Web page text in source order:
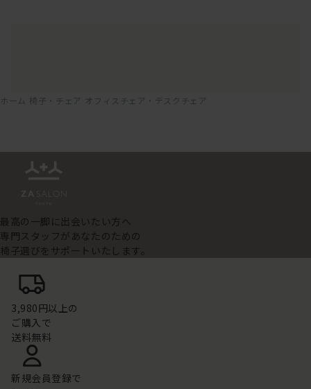
ホーム 椅子・チェア オフィスチェア・デスクチェア
最高の一脚に出会いたい方へ
専門スタッフがあなたのための
椅子選びをサポートいたします。
3,980円以上の
ご購入で
送料無料
新規会員登録で